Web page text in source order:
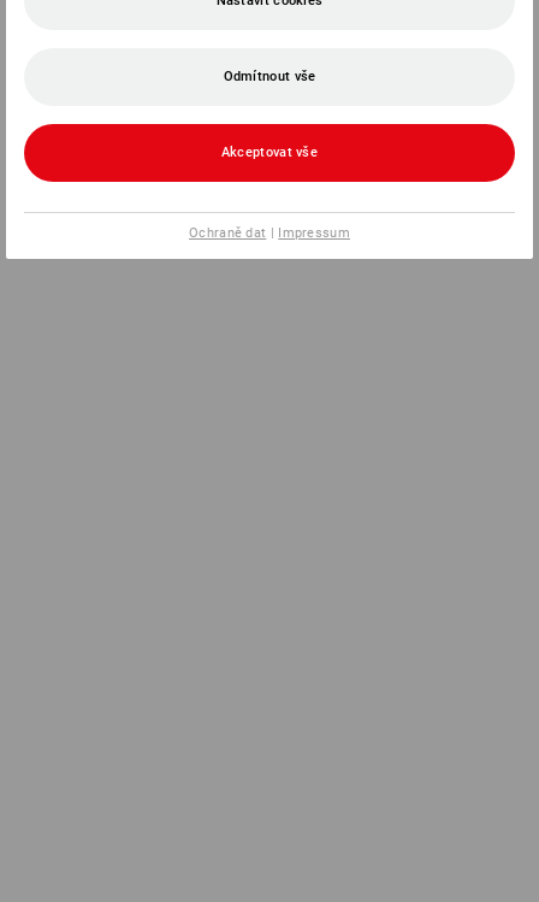
Odmítnout vše
Akceptovat vše
Ochraně dat | Impressum